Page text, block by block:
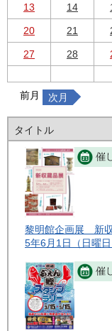
13 14
20 21
27 28
前月 次月
タイトル
黎明館企画展 新
5年6月1日（日曜日